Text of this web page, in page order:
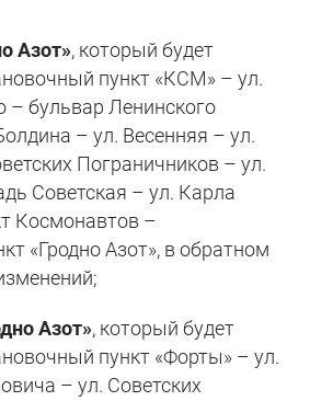
Азот», который будет
пункт «КСМ» – ул.
– бульвар Ленинского
– ул. Весенняя – ул.
Пограничников – ул.
Советская – ул. Карла
Космонавтов –
«Гродно Азот», в обратном
Азот», который будет
пункт «Форты» – ул.
– ул. Советских